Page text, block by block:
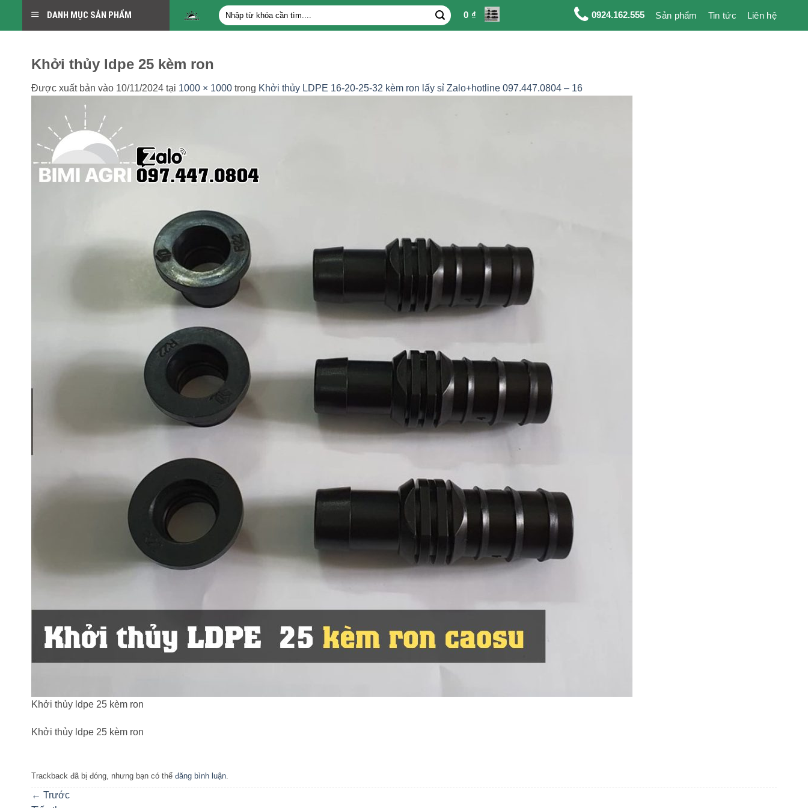
Tìm
kiếm:
0 ₫ 0924.162.555 Sản phẩm Tin tức Liên hệ
DANH MỤC SẢN PHẨM
Khởi thủy ldpe 25 kèm ron
Được xuất bản vào 10/11/2024 tại 1000 × 1000 trong Khởi thủy LDPE 16-20-25-32 kèm ron lấy sỉ Zalo+hotline 097.447.0804 – 16
Khởi thủy ldpe 25 kèm ron
Khởi thủy ldpe 25 kèm ron
Trackback đã bị đóng, nhưng bạn có thể đăng bình luận
← Trước